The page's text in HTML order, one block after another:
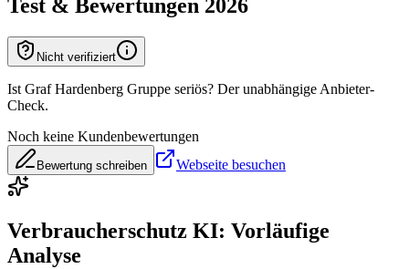
Test & Bewertungen 2026
Nicht verifiziert
Ist Graf Hardenberg Gruppe seriös? Der unabhängige Anbieter-
Check.
Noch keine Kundenbewertungen
Bewertung schreiben Webseite besuchen
Verbraucherschutz KI: Vorläufige
Analyse